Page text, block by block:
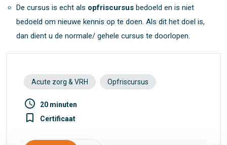
De cursus is echt als opfriscursus bedoeld en is niet
bedoeld om nieuwe kennis op te doen. Als dit het doel is,
dan dient u de normale/ gehele cursus te doorlopen.
Acute zorg & VRH Opfriscursus
access_time 20 minuten
turned_in_not Certificaat